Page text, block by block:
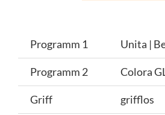
Programm 1 Unita |
Programm 2 Colora
Griff grifflos